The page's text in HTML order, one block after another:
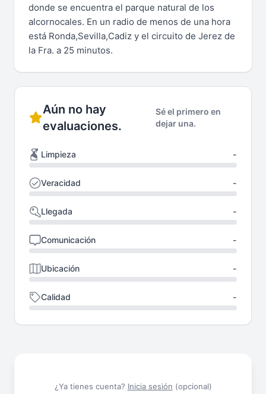
donde se encuentra el parque natural de los
alcornocales. En un radio de menos de una hora
está Ronda,Sevilla,Cadiz y el circuito de Jerez de
la Fra. a 25 minutos.
Aún no hay
evaluaciones.
Sé el primero en
dejar una.
Limpieza -
Veracidad -
Llegada -
Comunicación -
Ubicación -
Calidad -
¿Ya tienes cuenta? Inicia sesión (opcional)